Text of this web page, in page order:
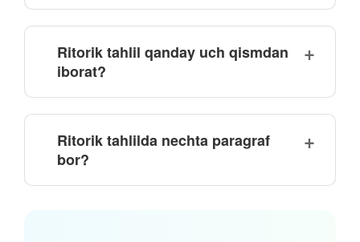
Ritorik tahlil qanday uch qismdan
iborat?
Ritorik tahlilda nechta paragraf
bor?